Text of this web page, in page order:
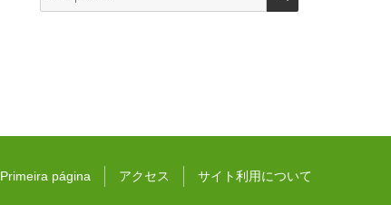
por:
Primeira página アクセス サイト利用について